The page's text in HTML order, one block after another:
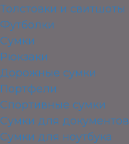
Толстовки и свитшоты
Футболки
Сумки
Рюкзаки
Дорожные сумки
Портфели
Спортивные сумки
Сумки для документов
Сумки для ноутбука